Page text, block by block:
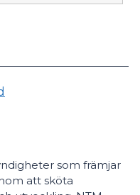
som främjar
att sköta